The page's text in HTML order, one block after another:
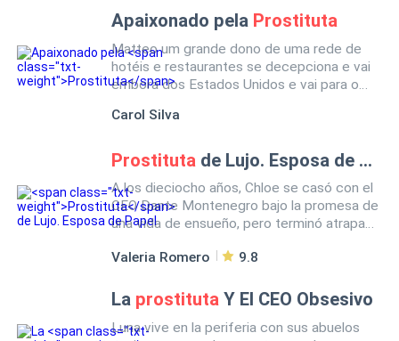
consecuencias de sus actos...
Apaixonado pela Prostituta
Matteo um grande dono de uma rede de
hotéis e restaurantes se decepciona e vai
embora dos Estados Unidos e vai para o
acontecem quando ele vê Helena pela
Carol Silva
Prostituta de Lujo. Esposa de Papel
A los dieciocho años, Chloe se casó con el
CEO Dante Montenegro bajo la promesa de
una vida de ensueño, pero terminó atrapada
sigue siendo virgen y vive una existencia
de su esposo con otras mujeres. En lugar
de deprimirse, la rabia la transforma y
decide dejar de ser la esposa perfecta.
Valeria Romero 9.8
La prostituta Y El CEO Obsesivo
Luna vive en la periferia con sus abuelos